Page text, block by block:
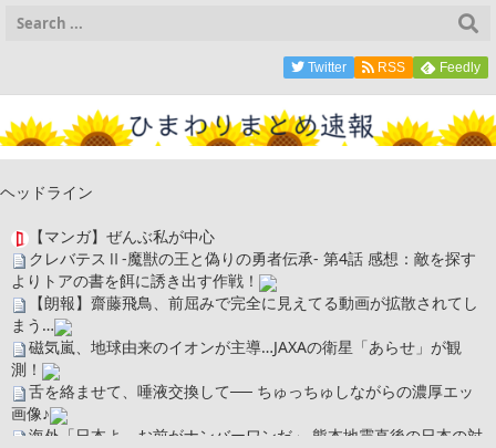
Twitter RSS Feedly
ヘッドライン
【マンガ】ぜんぶ私が中心
クレバテスⅡ-魔獣の王と偽りの勇者伝承- 第4話 感想：敵を探す
よりトアの書を餌に誘き出す作戦！
【朗報】齋藤飛鳥、前屈みで完全に見えてる動画が拡散されてし
まう…
磁気嵐、地球由来のイオンが主導…JAXAの衛星「あらせ」が観
測！
舌を絡ませて、唾液交換して── ちゅっちゅしながらの濃厚エッ
画像♪
海外「日本よ、お前がナンバーワンだ」 熊本地震直後の日本の対